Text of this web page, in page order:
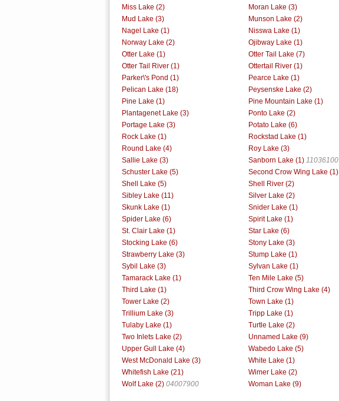
Miss Lake (2)
Moran Lake (3)
Mud Lake (3)
Munson Lake (2)
Nagel Lake (1)
Nisswa Lake (1)
Norway Lake (2)
Ojibway Lake (1)
Otter Lake (1)
Otter Tail Lake (7)
Otter Tail River (1)
Ottertail River (1)
Parker\'s Pond (1)
Pearce Lake (1)
Pelican Lake (18)
Peysenske Lake (2)
Pine Lake (1)
Pine Mountain Lake (1)
Plantagenet Lake (3)
Ponto Lake (2)
Portage Lake (3)
Potato Lake (6)
Rock Lake (1)
Rockstad Lake (1)
Round Lake (4)
Roy Lake (3)
Sallie Lake (3)
Sanborn Lake (1) 11036100
Schuster Lake (5)
Second Crow Wing Lake (1)
Shell Lake (5)
Shell River (2)
Sibley Lake (11)
Silver Lake (2)
Skunk Lake (1)
Snider Lake (1)
Spider Lake (6)
Spirit Lake (1)
St. Clair Lake (1)
Star Lake (6)
Stocking Lake (6)
Stony Lake (3)
Strawberry Lake (3)
Stump Lake (1)
Sybil Lake (3)
Sylvan Lake (1)
Tamarack Lake (1)
Ten Mile Lake (5)
Third Lake (1)
Third Crow Wing Lake (4)
Tower Lake (2)
Town Lake (1)
Trillium Lake (3)
Tripp Lake (1)
Tulaby Lake (1)
Turtle Lake (2)
Two Inlets Lake (2)
Unnamed Lake (9)
Upper Gull Lake (4)
Wabedo Lake (5)
West McDonald Lake (3)
White Lake (1)
Whitefish Lake (21)
Wimer Lake (2)
Wolf Lake (2) 04007900 Woman Lake (9)